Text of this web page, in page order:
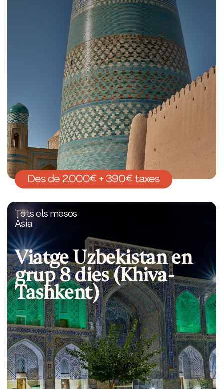
Des de 2.000€ + 390€ taxes
Tots els mesos
Àsia
Viatge Uzbekistan en
grup 8 dies (Khiva-
Tashkent)